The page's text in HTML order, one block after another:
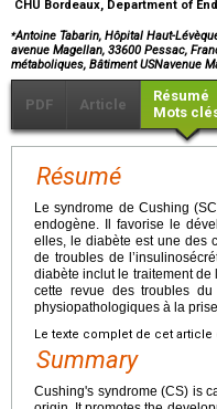
CHU Bordeaux, Department of
⁎Antoine Tabarin, Hôpital Haut-
avenue Magellan, 33600 Pessac,
métaboliques, Bâtiment USNavenue
PDF Article
Résumé
Mots
Résumé
Le syndrome de Cushing
endogène. Il favorise le
elles, le diabète est une des
de troubles de
diabète inclut le traitement de
cette revue des troubles
physiopathologiques à la
Le texte complet de cet article
Summary
Cushing's syndrome (CS) is